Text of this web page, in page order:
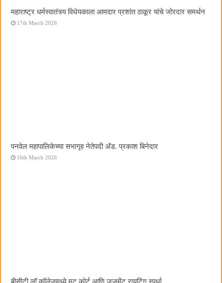
महाराष्ट्र धर्मस्वातंत्र्य विधेयकाला आमदार प्रशांत ठाकूर यांचे जोरदार समर्थन
17th March 2026
पनवेल महापालिकेच्या सभागृह नेतेपदी अ‍ॅड. प्रकाश बिनेदार
16th March 2026